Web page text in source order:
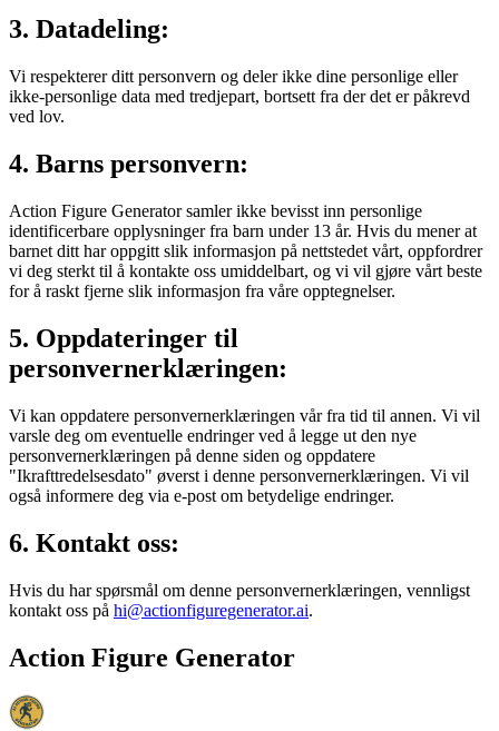
3. Datadeling:
Vi respekterer ditt personvern og deler ikke dine personlige eller
ikke-personlige data med tredjepart, bortsett fra der det er påkrevd
ved lov.
4. Barns personvern:
Action Figure Generator samler ikke bevisst inn personlige
identificerbare opplysninger fra barn under 13 år. Hvis du mener at
barnet ditt har oppgitt slik informasjon på nettstedet vårt, oppfordrer
vi deg sterkt til å kontakte oss umiddelbart, og vi vil gjøre vårt beste
for å raskt fjerne slik informasjon fra våre opptegnelser.
5. Oppdateringer til
personvernerklæringen:
Vi kan oppdatere personvernerklæringen vår fra tid til annen. Vi vil
varsle deg om eventuelle endringer ved å legge ut den nye
personvernerklæringen på denne siden og oppdatere
"Ikrafttredelsesdato" øverst i denne personvernerklæringen. Vi vil
også informere deg via e-post om betydelige endringer.
6. Kontakt oss:
Hvis du har spørsmål om denne personvernerklæringen, vennligst
kontakt oss på hi@actionfiguregenerator.ai.
Action Figure Generator